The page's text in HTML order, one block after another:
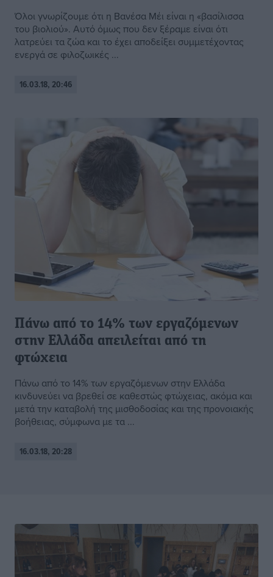
Όλοι γνωρίζουμε ότι η Βανέσα Μέι είναι η «βασίλισσα
του βιολιού». Αυτό όμως που δεν ξέραμε είναι ότι
λατρεύει τα ζώα και το έχει αποδείξει συμμετέχοντας
ενεργά σε φιλοζωικές ...
16.03.18, 20:46
Πάνω από το 14% των εργαζόμενων
στην Ελλάδα απειλείται από τη
φτώχεια
Πάνω από το 14% των εργαζόμενων στην Ελλάδα
κινδυνεύει να βρεθεί σε καθεστώς φτώχειας, ακόμα και
μετά την καταβολή της μισθοδοσίας και της προνοιακής
βοήθειας, σύμφωνα με τα ...
16.03.18, 20:28